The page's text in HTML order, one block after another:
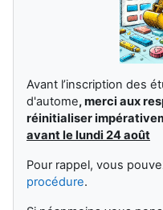
Avant l’inscription des
d'autome,merci aux
réinitialiser
avant le lundi 24 août
Pour rappel, vous
procédure.